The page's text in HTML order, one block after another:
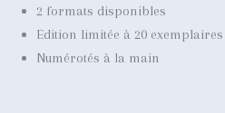
2 formats disponibles
Edition limitée à 20
Numérotés à la main